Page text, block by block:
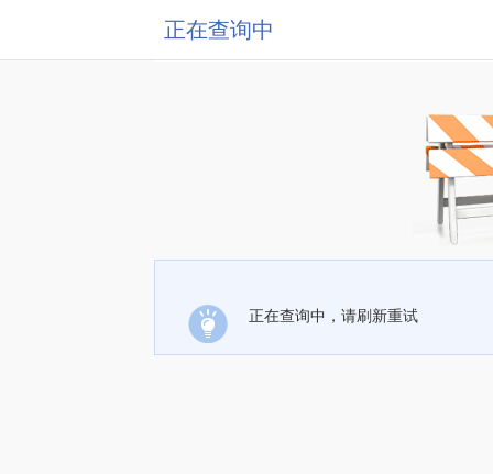
正在查询中
正在查询中，请刷新重试